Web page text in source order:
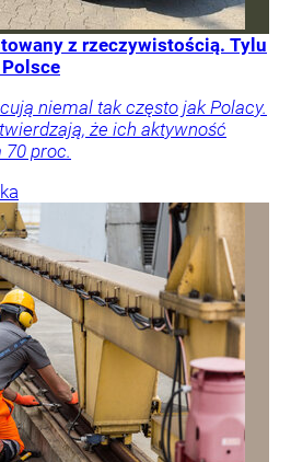
z rzeczywistością. Tylu
niemal tak często jak Polacy.
że ich aktywność
proc.